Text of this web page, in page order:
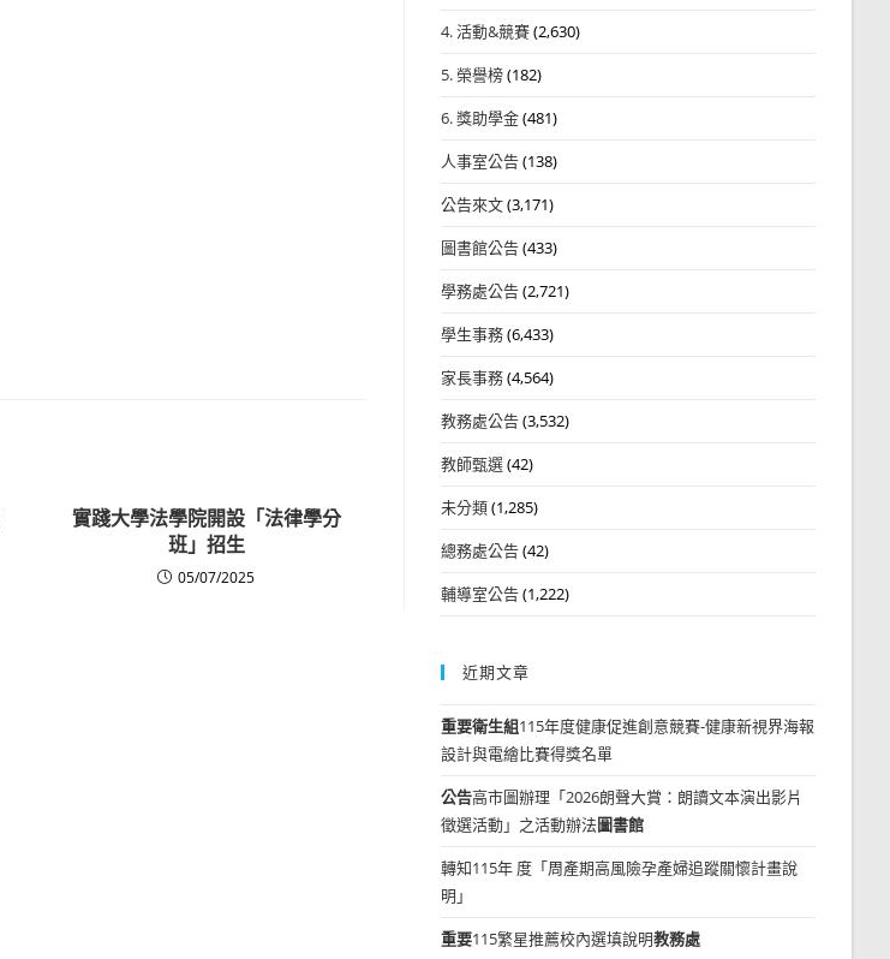
實踐大學法學院開設「法律學分
班」招生
05/07/2025
4. 活動&競賽(2,630)
5. 榮譽榜(182)
6. 獎助學金(481)
人事室公告(138)
公告來文(3,171)
圖書館公告(433)
學務處公告(2,721)
學生事務(6,433)
家長事務(4,564)
教務處公告(3,532)
教師甄選(42)
未分類(1,285)
總務處公告(42)
輔導室公告(1,222)
近期文章
重要衛生組115年度健康促進創意競賽-健康新視界海報
設計與電繪比賽得獎名單
公告高市圖辦理「2026朗聲大賞：朗讀文本演出影片
徵選活動」之活動辦法圖書館
轉知115年 度「周產期高風險孕產婦追蹤關懷計畫說
明」
重要115繁星推薦校內選填說明教務處